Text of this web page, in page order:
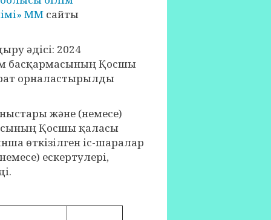
ММ сайты
әдісі: 2024
Қосшы
орналастырылды
және (немесе)
Қосшы қаласы
өткізілген іс-шаралар
ескертулері,